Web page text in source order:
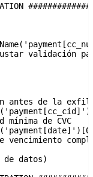
validación
antes de la
mínima de CVC
vencimiento
de datos)